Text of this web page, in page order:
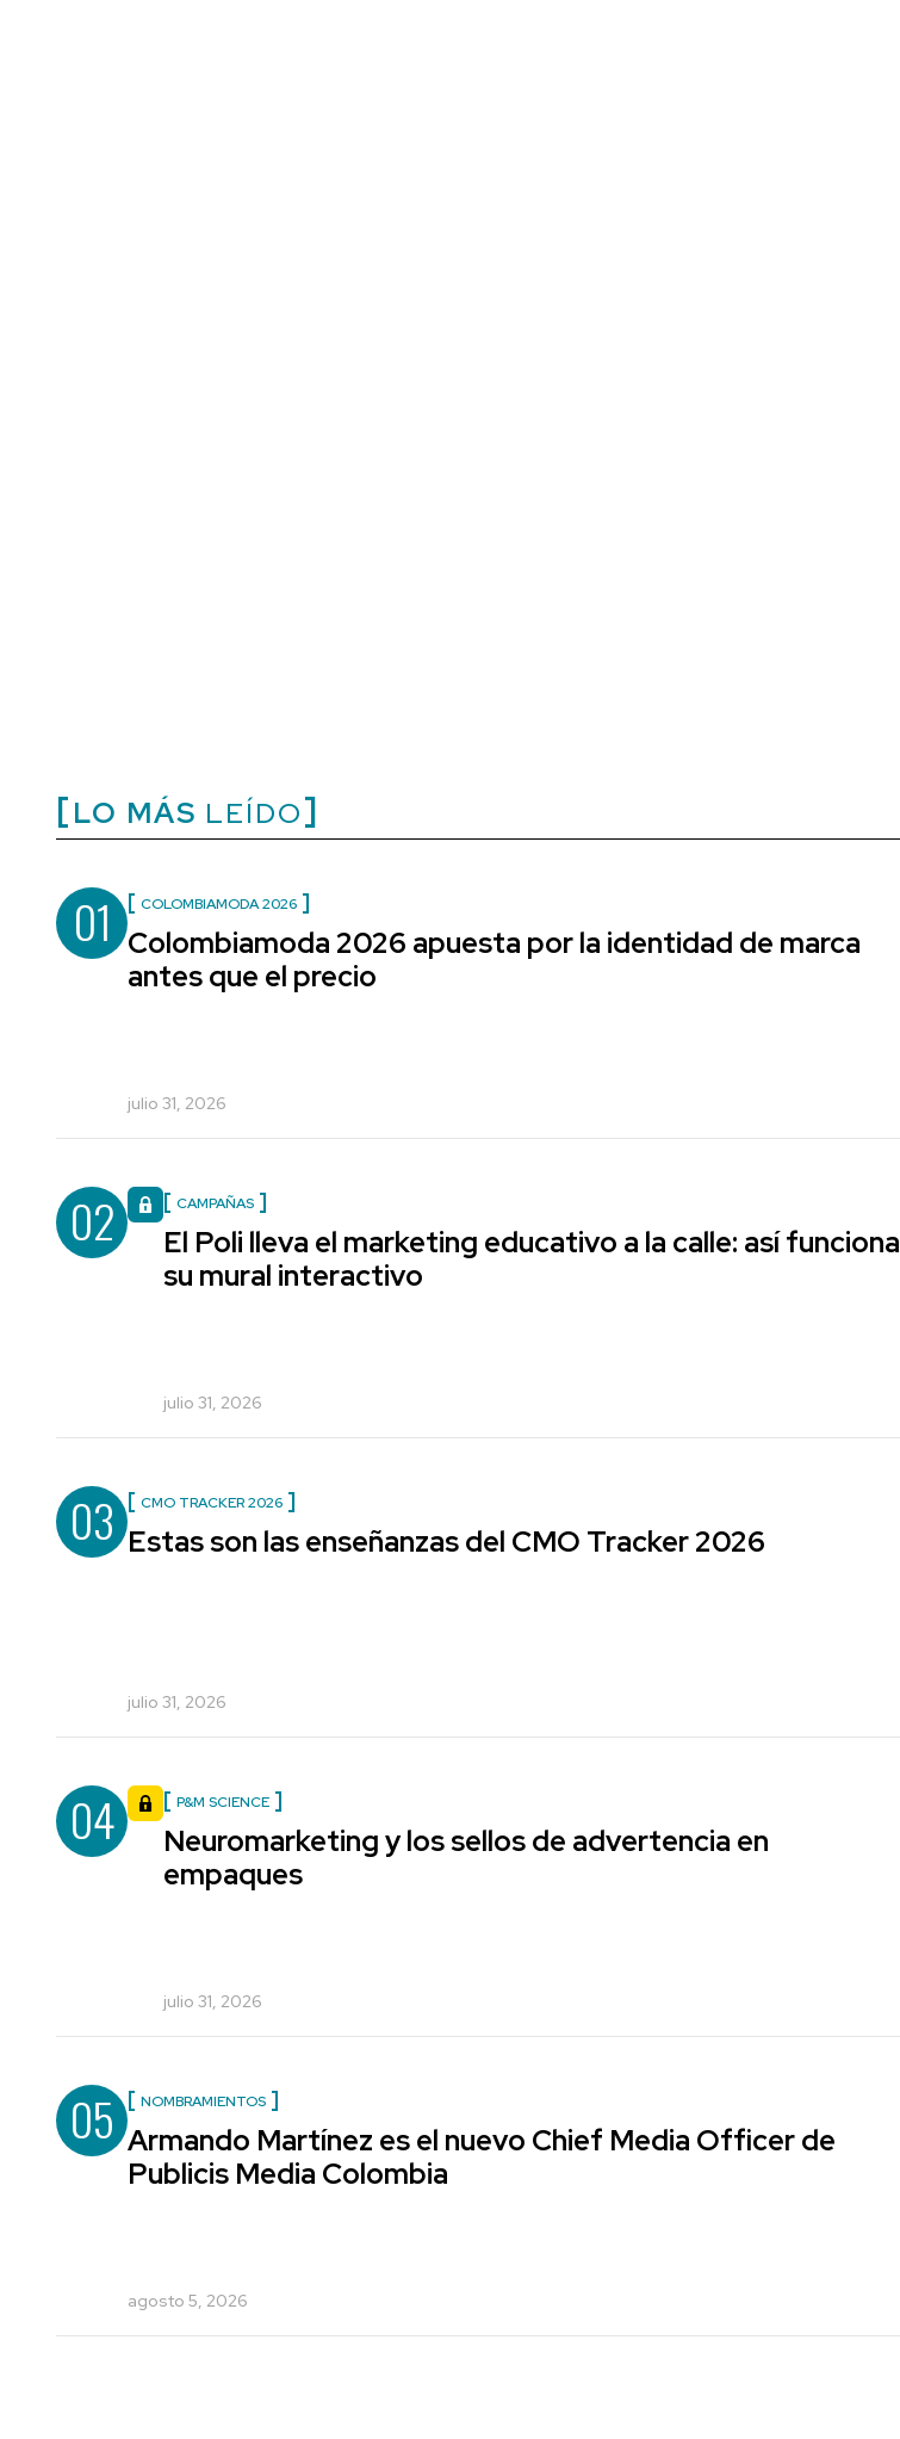
LO MÁS LEÍDO
01 COLOMBIAMODA 2026
Colombiamoda 2026 apuesta por la identidad de marca
antes que el precio
julio 31, 2026
02 CAMPAÑAS
El Poli lleva el marketing educativo a la calle: así funciona
su mural interactivo
julio 31, 2026
03 CMO TRACKER 2026
Estas son las enseñanzas del CMO Tracker 2026
julio 31, 2026
04 P&M SCIENCE
Neuromarketing y los sellos de advertencia en
empaques
julio 31, 2026
05 NOMBRAMIENTOS
Armando Martínez es el nuevo Chief Media Officer de
Publicis Media Colombia
agosto 5, 2026